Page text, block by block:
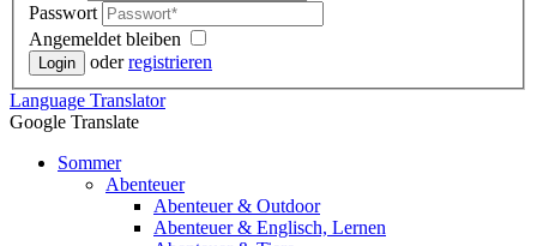
Passwort
Angemeldet bleiben
oderregistrieren
Language Translator
Google Translate
Sommer
Abenteuer
Abenteuer & Outdoor
Abenteuer & Englisch, Lernen